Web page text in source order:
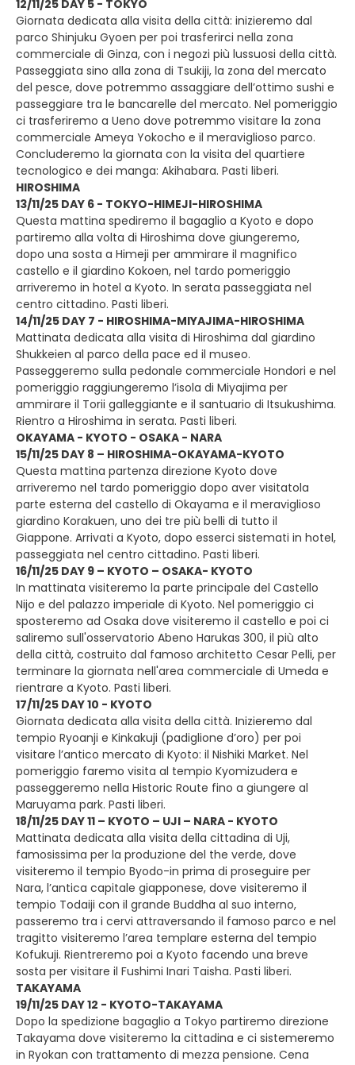
12/11/25 DAY 5 - TOKYO
Giornata dedicata alla visita della città: inizieremo dal
parco Shinjuku Gyoen per poi trasferirci nella zona
commerciale di Ginza, con i negozi più lussuosi della città.
Passeggiata sino alla zona di Tsukiji, la zona del mercato
del pesce, dove potremmo assaggiare dell’ottimo sushi e
passeggiare tra le bancarelle del mercato. Nel pomeriggio
ci trasferiremo a Ueno dove potremmo visitare la zona
commerciale Ameya Yokocho e il meraviglioso parco.
Concluderemo la giornata con la visita del quartiere
tecnologico e dei manga: Akihabara. Pasti liberi.
HIROSHIMA
13/11/25 DAY 6 - TOKYO-HIMEJI-HIROSHIMA
Questa mattina spediremo il bagaglio a Kyoto e dopo
partiremo alla volta di Hiroshima dove giungeremo,
dopo una sosta a Himeji per ammirare il magnifico
castello e il giardino Kokoen, nel tardo pomeriggio
arriveremo in hotel a Kyoto. In serata passeggiata nel
centro cittadino. Pasti liberi.
14/11/25 DAY 7 - HIROSHIMA-MIYAJIMA-HIROSHIMA
Mattinata dedicata alla visita di Hiroshima dal giardino
Shukkeien al parco della pace ed il museo.
Passeggeremo sulla pedonale commerciale Hondori e nel
pomeriggio raggiungeremo l’isola di Miyajima per
ammirare il Torii galleggiante e il santuario di Itsukushima.
Rientro a Hiroshima in serata. Pasti liberi.
OKAYAMA - KYOTO - OSAKA - NARA
15/11/25 DAY 8 – HIROSHIMA-OKAYAMA-KYOTO
Questa mattina partenza direzione Kyoto dove
arriveremo nel tardo pomeriggio dopo aver visitatola
parte esterna del castello di Okayama e il meraviglioso
giardino Korakuen, uno dei tre più belli di tutto il
Giappone. Arrivati a Kyoto, dopo esserci sistemati in hotel,
passeggiata nel centro cittadino. Pasti liberi.
16/11/25 DAY 9 – KYOTO – OSAKA- KYOTO
In mattinata visiteremo la parte principale del Castello
Nijo e del palazzo imperiale di Kyoto. Nel pomeriggio ci
sposteremo ad Osaka dove visiteremo il castello e poi ci
saliremo sull'osservatorio Abeno Harukas 300, il più alto
della città, costruito dal famoso architetto Cesar Pelli, per
terminare la giornata nell'area commerciale di Umeda e
rientrare a Kyoto. Pasti liberi.
17/11/25 DAY 10 - KYOTO
Giornata dedicata alla visita della città. Inizieremo dal
tempio Ryoanji e Kinkakuji (padiglione d’oro) per poi
visitare l’antico mercato di Kyoto: il Nishiki Market. Nel
pomeriggio faremo visita al tempio Kyomizudera e
passeggeremo nella Historic Route fino a giungere al
Maruyama park. Pasti liberi.
18/11/25 DAY 11 – KYOTO – UJI – NARA - KYOTO
Mattinata dedicata alla visita della cittadina di Uji,
famosissima per la produzione del the verde, dove
visiteremo il tempio Byodo-in prima di proseguire per
Nara, l’antica capitale giapponese, dove visiteremo il
tempio Todaiji con il grande Buddha al suo interno,
passeremo tra i cervi attraversando il famoso parco e nel
tragitto visiteremo l’area templare esterna del tempio
Kofukuji. Rientreremo poi a Kyoto facendo una breve
sosta per visitare il Fushimi Inari Taisha. Pasti liberi.
TAKAYAMA
19/11/25 DAY 12 - KYOTO-TAKAYAMA
Dopo la spedizione bagaglio a Tokyo partiremo direzione
Takayama dove visiteremo la cittadina e ci sistemeremo
in Ryokan con trattamento di mezza pensione. Cena